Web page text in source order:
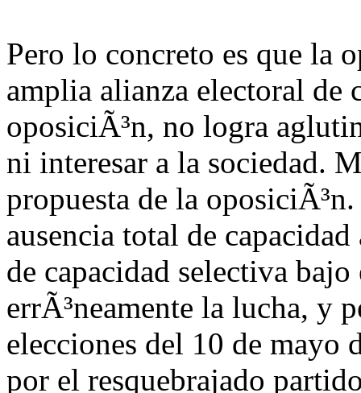
Pero lo concreto es que la
amplia alianza electoral de
oposiciÃ³n, no logra
ni interesar a la sociedad.
propuesta de la
ausencia total de
de capacidad selectiva
errÃ³neamente la lucha, y
elecciones del 10 de mayo
por el resquebrajado